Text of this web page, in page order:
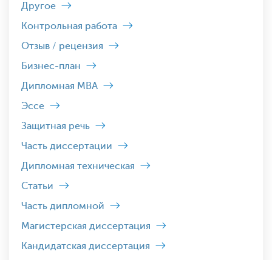
Другое
Контрольная работа
Отзыв / рецензия
Бизнес-план
Дипломная MBA
Эссе
Защитная речь
Часть диссертации
Дипломная техническая
Статьи
Часть дипломной
Магистерская диссертация
Кандидатская диссертация